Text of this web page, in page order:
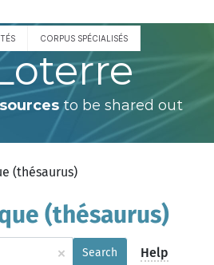
CORPUS SPÉCIALISÉS
to be shared out
(thésaurus)
(thésaurus)
× Search Help